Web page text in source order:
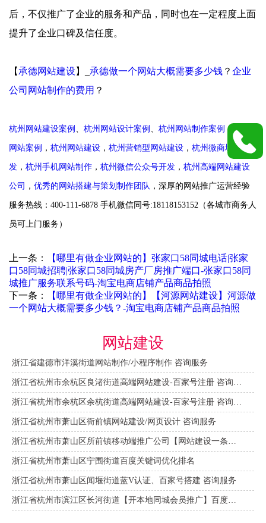
后，不仅推广了企业的服务和产品，同时也在一定程度上面
提升了企业口碑及信任度。
【 承德网站建设】_ 承德做一个网站大概需要多少钱 ？ 企业
公司网站制作的费用 ？
杭州网站建设案例 杭州网站设计案例 杭州网站制作案例 ， 杭州
网站案例 ， 杭州网站建设 ， 杭州营销型网站建设 ， 杭州 微商城开
发 ， 杭州手机网站制作 ， 杭州微信公众号开发 ， 杭州高端网站建设
公司 ， 优秀的网站搭建与策划制作团队 ，深厚的网站推广运营经验
服务热线：400-111-6878 手机微信同号:18118153152（各城市商务人
员可上门服务）
上一条：
【哪里有做企业网站的】张家口58同城电话|张家
口58同城招聘|张家口58同城房产厂房推广端口-​张家口58同
城推广服务联系号码-淘宝电商店铺产品商品拍照
下一条：
【哪里有做企业网站的】【河源网站建设】河源做
一个网站大概需要多少钱？-淘宝电商店铺产品商品拍照
网站建设
浙江省建德市洋溪街道网站制作/小程序制作 咨询服务
浙江省杭州市萧山区衙前镇网站建设/网页设计 咨询服务
浙江省杭州市萧山区宁围街道百度关键词优化排名
浙江省杭州市萧山区闻堰街道蓝V认证、百家号搭建 咨询服务